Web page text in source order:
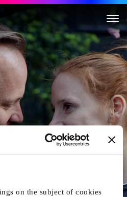
on the subject of cookies